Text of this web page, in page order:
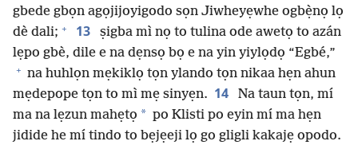
gbede gbọn agọjijoyigodo sọn Jiwheyẹwhe ogbẹ̀nọ lọ
dè dali; + 13
ṣigba mì nọ to tulina ode awetọ to azán
lẹpo gbè, dile e na dẹnsọ bọ e na yin yiylọdọ “Egbé,”
+ na huhlọn mẹkiklọ tọn ylando tọn nikaa hẹn ahun
mẹdepope tọn to mì mẹ sinyẹn. 14
Na taun tọn, mí
ma na lẹzun mahẹtọ * po Klisti po eyin mí ma hẹn
jidide he mí tindo to bẹjẹeji lọ go gligli kakajẹ opodo.